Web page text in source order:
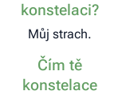
konstelaci?
Můj strach.
Čím tě
konstelace